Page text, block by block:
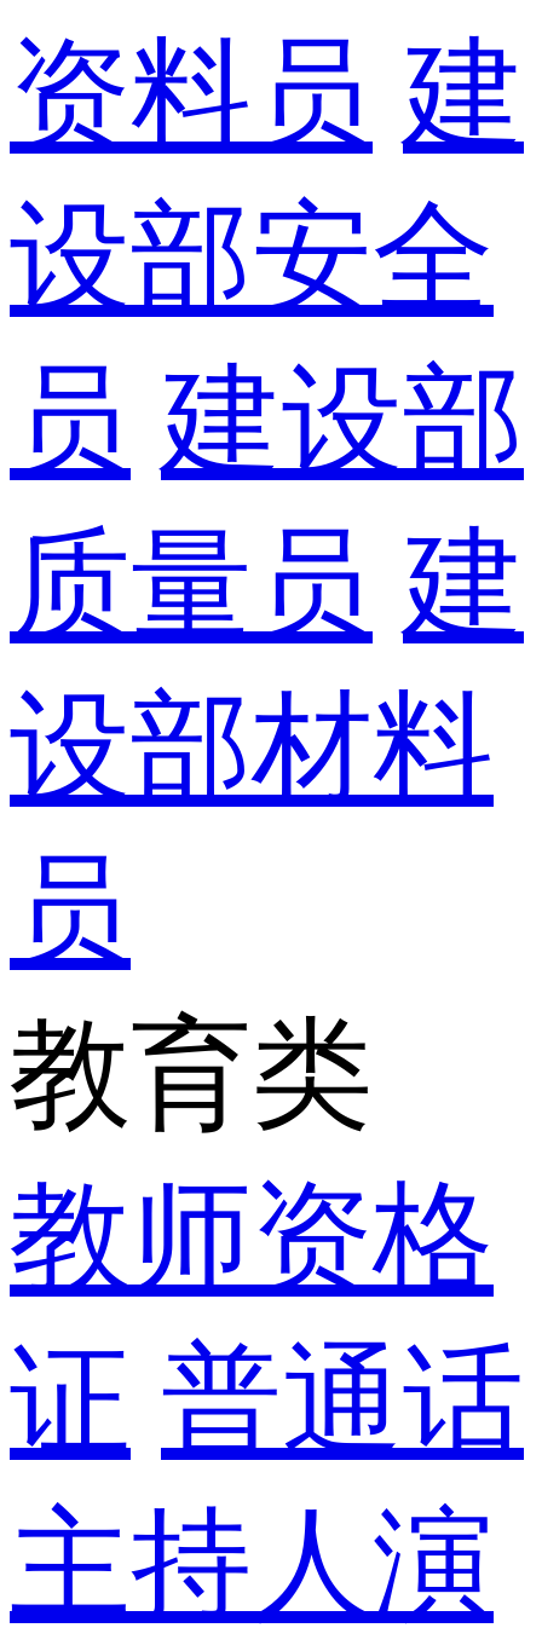
资料员 建
设部安全
员 建设部
质量员 建
设部材料
员
教育类
教师资格
证 普通话
主持人演